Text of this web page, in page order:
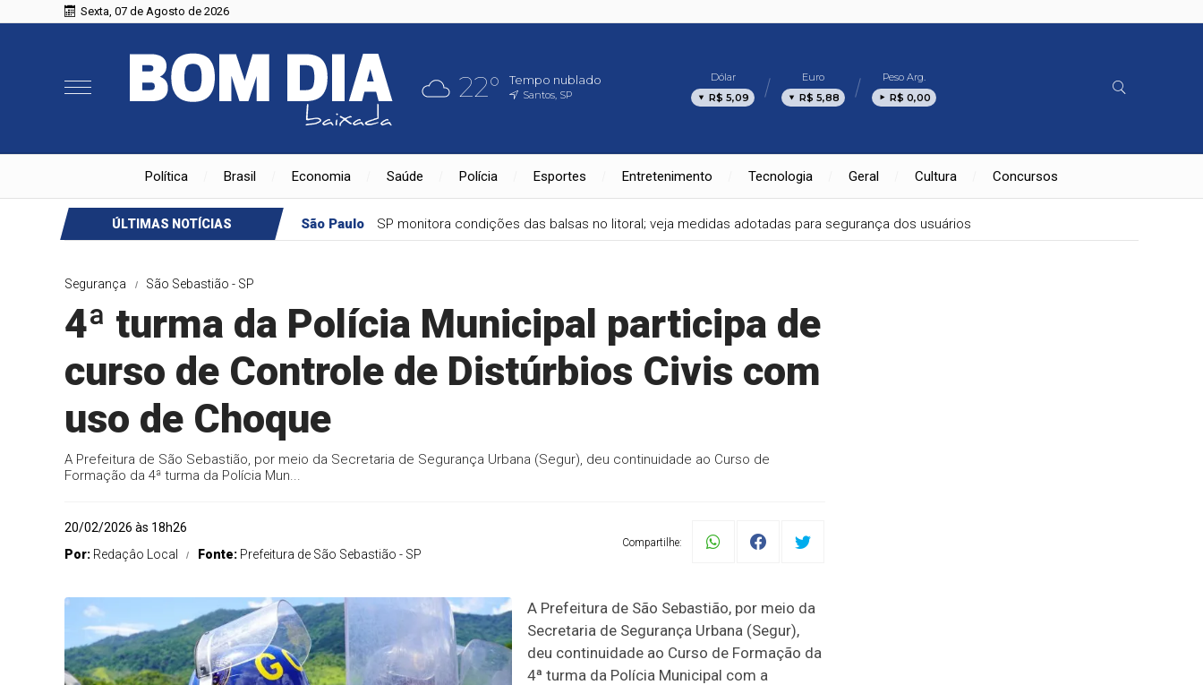
Sexta, 07 de Agosto de 2026
22° Tempo nublado
Santos, SP
Dólar
R$ 5,09
Euro
R$ 5,88
Peso Arg.
R$ 0,00
Política Brasil Economia Saúde Polícia Esportes Entretenimento Tecnologia Geral Cultura Concursos
ÚLTIMAS NOTÍCIAS São Paulo SP monitora condições das balsas no litoral; veja medidas adotadas para segurança dos usuários
Segurança São Sebastião - SP
4ª turma da Polícia Municipal participa de
curso de Controle de Distúrbios Civis com
uso de Choque
A Prefeitura de São Sebastião, por meio da Secretaria de Segurança Urbana (Segur), deu continuidade ao Curso de
Formação da 4ª turma da Polícia Mun...
20/02/2026 às 18h26
Por: Redaçâo Local Fonte: Prefeitura de São Sebastião - SP
Compartilhe:
A Prefeitura de São Sebastião, por meio da
Secretaria de Segurança Urbana (Segur),
deu continuidade ao Curso de Formação da
4ª turma da Polícia Municipal com a